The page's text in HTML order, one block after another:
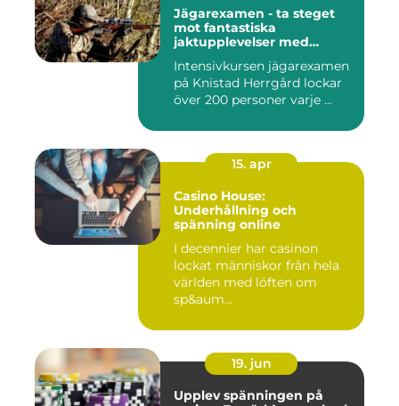
Jägarexamen - ta steget
mot fantastiska
jaktupplevelser med
Intensivkursen jägarexamen
på Knistad Herrgård lockar
över 200 personer varje ...
15. apr
Casino House:
Underhållning och
spänning online
I decennier har casinon
lockat människor från hela
världen med löften om
sp&aum...
19. jun
Upplev spänningen på